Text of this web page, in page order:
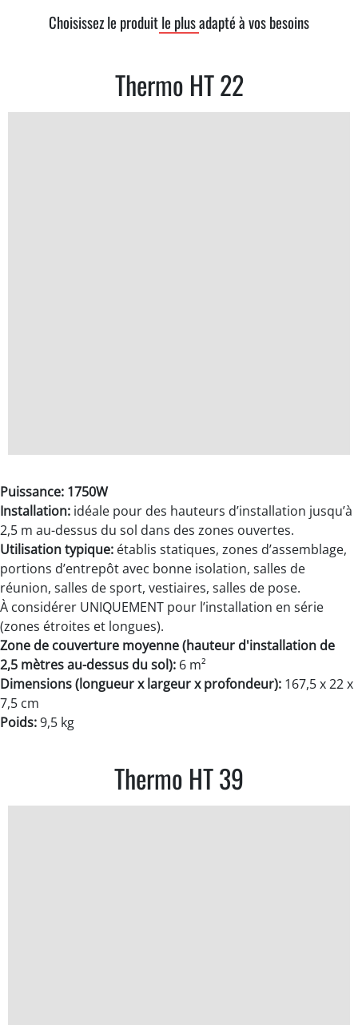
Choisissez le produit le plus adapté à vos besoins
Thermo HT 22
Puissance: 1750W
Installation: idéale pour des hauteurs d’installation jusqu’à
2,5 m au-dessus du sol dans des zones ouvertes.
Utilisation typique: établis statiques, zones d’assemblage,
portions d’entrepôt avec bonne isolation, salles de
réunion, salles de sport, vestiaires, salles de pose.
À considérer UNIQUEMENT pour l’installation en série
(zones étroites et longues).
Zone de couverture moyenne (hauteur d'installation de
2,5 mètres au-dessus du sol): 6 m²
Dimensions (longueur x largeur x profondeur): 167,5 x 22 x
7,5 cm
Poids:9,5 kg
Thermo HT 39